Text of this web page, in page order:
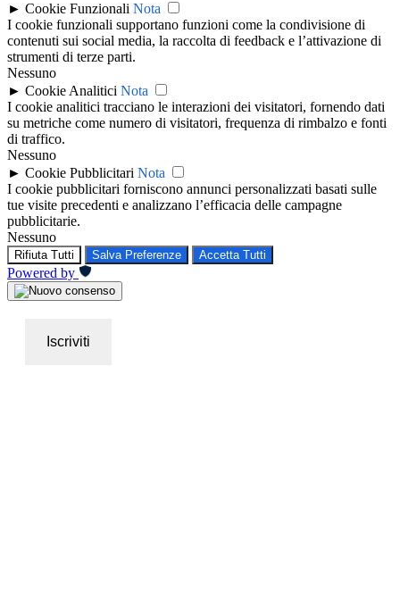
► Cookie Funzionali Nota
I cookie funzionali supportano funzioni come la condivisione di
contenuti sui social media, la raccolta di feedback e l’attivazione di
strumenti di terze parti.
Nessuno
► Cookie Analitici Nota
I cookie analitici tracciano le interazioni dei visitatori, fornendo dati
su metriche come numero di visitatori, frequenza di rimbalzo e fonti
di traffico.
Nessuno
► Cookie Pubblicitari Nota
I cookie pubblicitari forniscono annunci personalizzati basati sulle
tue visite precedenti e analizzano l’efficacia delle campagne
pubblicitarie.
Nessuno
Rifiuta Tutti Salva Preferenze Accetta Tutti
Powered by
Iscriviti